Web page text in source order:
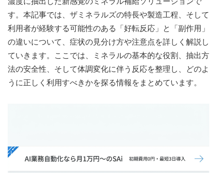
す。本記事では、ザミネラルズの特長や製造工程、そして
利用者が経験する可能性のある「好転反応」と「副作用」
の違いについて、症状の見分け方や注意点を詳しく解説し
ていきます。ここでは、ミネラルの基本的な役割、抽出方
法の安全性、そして体調変化に伴う反応を整理し、どのよ
うに正しく利用すべきかを探る情報をまとめています。